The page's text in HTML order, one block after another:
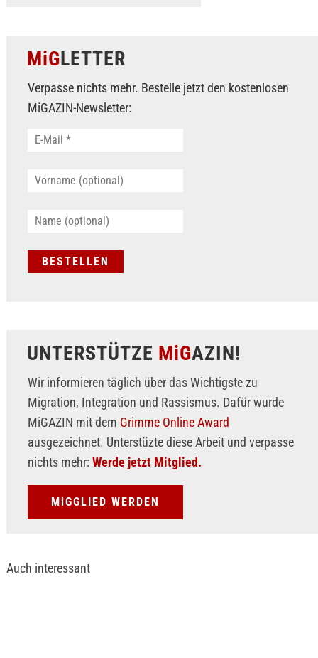
MiGLETTER
Verpasse nichts mehr. Bestelle jetzt den kostenlosen
MiGAZIN-Newsletter:
UNTERSTÜTZE MiGAZIN!
Wir informieren täglich über das Wichtigste zu
Migration, Integration und Rassismus. Dafür wurde
MiGAZIN mit dem Grimme Online Award
ausgezeichnet. Unterstüzte diese Arbeit und verpasse
nichts mehr: Werde jetzt Mitglied.
MiGGLIED WERDEN
Auch interessant